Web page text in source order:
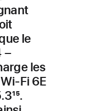
le
–
les
Fi 6E
15.